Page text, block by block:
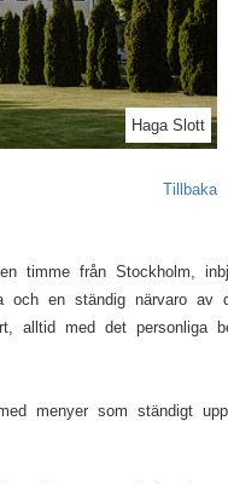
Haga Slott
Tillbaka
timme från Stockholm,
och en ständig närvaro av
alltid med det personliga
menyer som ständigt